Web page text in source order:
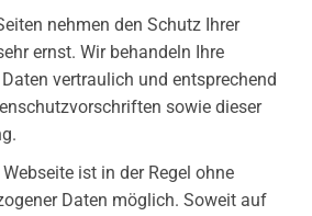
nehmen den Schutz Ihrer
ernst. Wir behandeln Ihre
vertraulich und entsprechend
sowie dieser
ist in der Regel ohne
Daten möglich. Soweit auf